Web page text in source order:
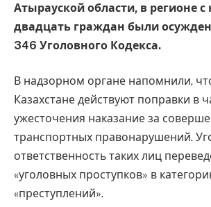
Атырауской области, в регионе с
двадцать граждан были
346 Уголовного Кодекса.
В надзорном органе напомнили,
Казахстане действуют поправки в
ужесточения наказание за
транспортных правонарушений.
ответственность таких лиц
«уголовных проступков» в
«преступлений».